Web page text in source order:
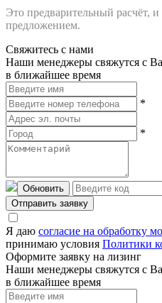
Это предварительный расчёт,
предложением.
Свяжитесь с нами
Наши менеджеры свяжутся с
в ближайшее время
*
*
Обновить
Отправить заявку
Я даю согласие на обработку
принимаю условия Политики
Оформите заявку на лизинг
Наши менеджеры свяжутся с
в ближайшее время